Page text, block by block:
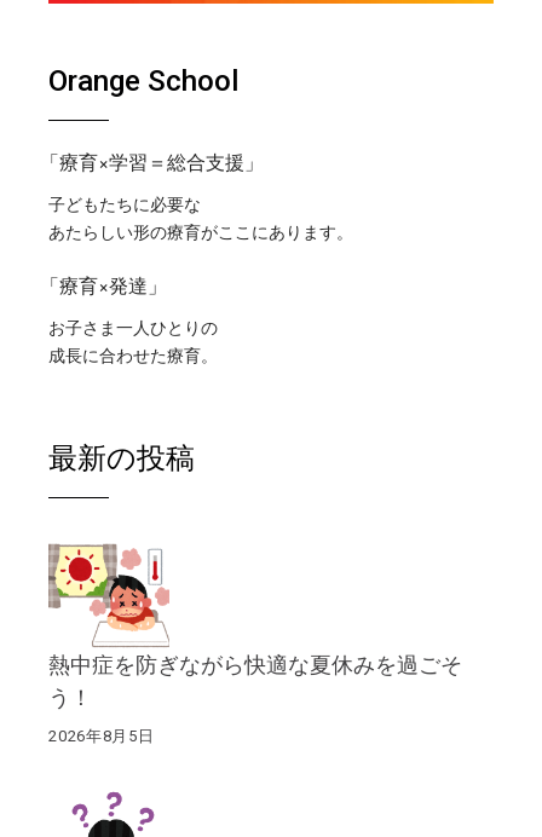
Orange School
「療育×学習＝総合支援」
子どもたちに必要な
あたらしい形の療育がここにあります。
「療育×発達」
お子さま一人ひとりの
成長に合わせた療育。
最新の投稿
熱中症を防ぎながら快適な夏休みを過ごそ
う！
2026年8月5日